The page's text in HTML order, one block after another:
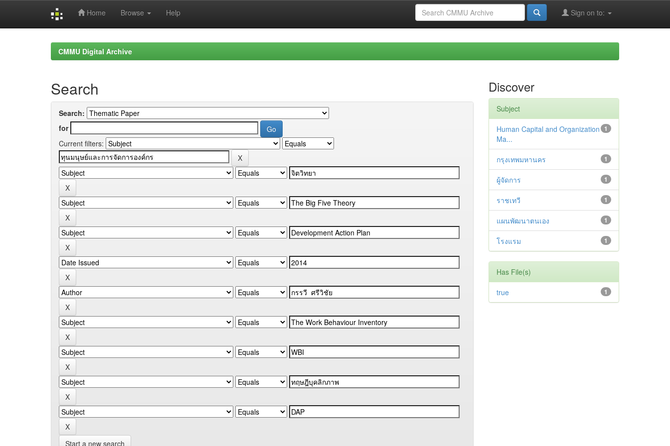
Home Browse Help Sign on to:
CMMU Digital Archive
Search
Search:
for
Current filters:
Start a new search
Discover
Subject
1
Human Capital and Organization
Ma...
1
กรุงเทพมหานคร
1
ผู้จัดการ
1
ราชเทวี
1
แผนพัฒนาตนเอง
1
โรงแรม
Has File(s)
1
true